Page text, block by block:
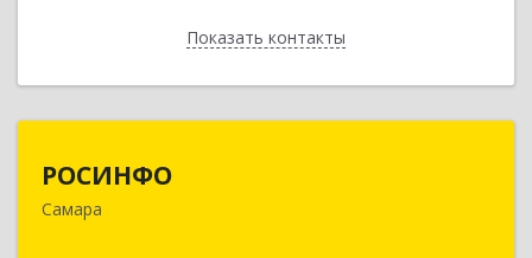
Показать контакты
Назад
РОСИНФО
Самара443069, Самарская обл, Самара г, Авроры ул,